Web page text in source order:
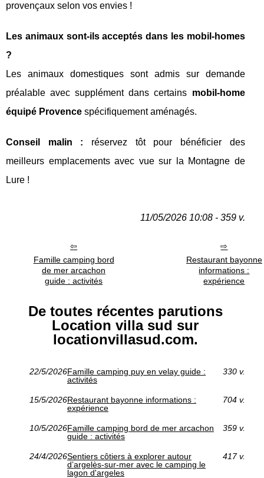
provençaux selon vos envies !
Les animaux sont-ils acceptés dans les mobil-homes
?
Les animaux domestiques sont admis sur demande
préalable avec supplément dans certains mobil-home
équipé Provence spécifiquement aménagés.
Conseil malin : réservez tôt pour bénéficier des
meilleurs emplacements avec vue sur la Montagne de
Lure !
11/05/2026 10:08 - 359 v.
Famille camping bord
de mer arcachon
guide : activités
Restaurant bayonne
informations :
expérience
De toutes récentes parutions
Location villa sud sur
locationvillasud.com.
22/5/2026Famille camping puy en velay guide :
activités
330 v.
15/5/2026Restaurant bayonne informations :
expérience
704 v.
10/5/2026Famille camping bord de mer arcachon
guide : activités
359 v.
24/4/2026Sentiers côtiers à explorer autour
d’argelès-sur-mer avec le camping le
lagon d'argeles
417 v.